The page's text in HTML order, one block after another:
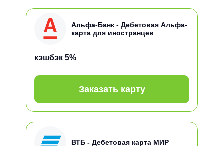
Альфа-Банк - Дебетовая Альфа-
карта для иностранцев
кэшбэк 5%
Заказать карту
ВТБ - Дебетовая карта МИР